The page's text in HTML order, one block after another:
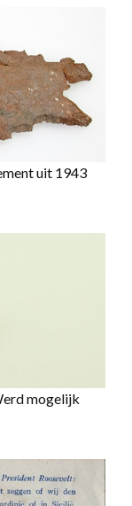
uit 1943
mogelijk